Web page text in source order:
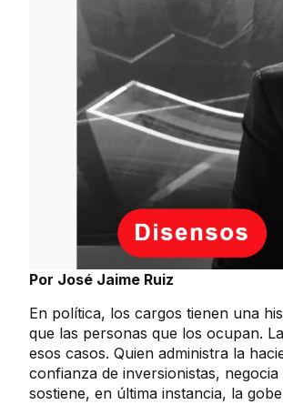
Por José Jaime Ruiz
En política, los cargos tienen una
que las personas que los ocupan.
esos casos. Quien administra la
confianza de inversionistas,
sostiene, en última instancia, la